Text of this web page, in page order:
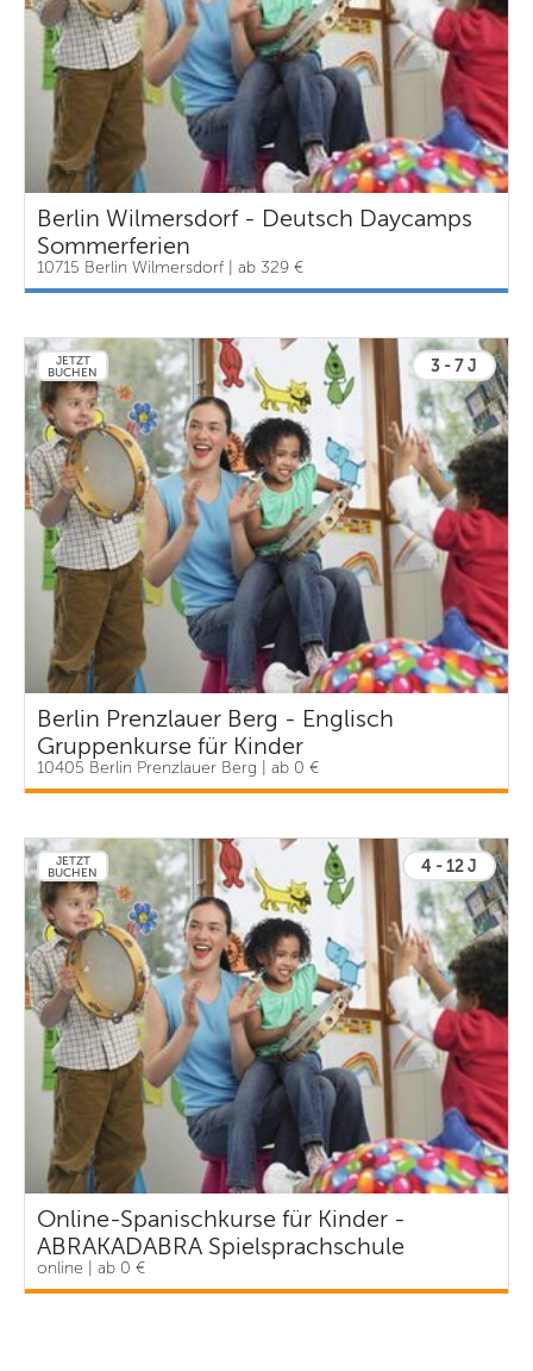
Berlin Wilmersdorf - Deutsch Daycamps
Sommerferien
10715 Berlin Wilmersdorf | ab 329 €
JETZT
BUCHEN
3 - 7 J
Berlin Prenzlauer Berg - Englisch
Gruppenkurse für Kinder
10405 Berlin Prenzlauer Berg | ab 0 €
JETZT
BUCHEN
4 - 12 J
Online-Spanischkurse für Kinder -
ABRAKADABRA Spielsprachschule
online | ab 0 €